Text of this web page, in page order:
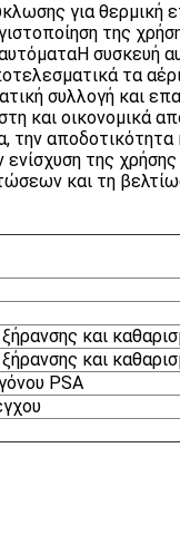
για θερμική
της
συσκευή
τα
συλλογή και
και οικονομικά
αποδοτικότητα
ενίσχυση της
και τη
και
και
PSA